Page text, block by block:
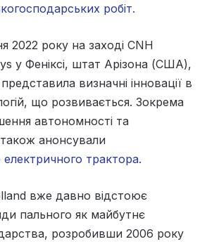
робіт.
2022 року на заході CNH
у Феніксі, штат Арізона (США),
визначні інновації в
що розвивається. Зокрема
автономності та
анонсували
електричного трактора.
вже давно відстоює
пального як майбутнє
розробивши 2006 року